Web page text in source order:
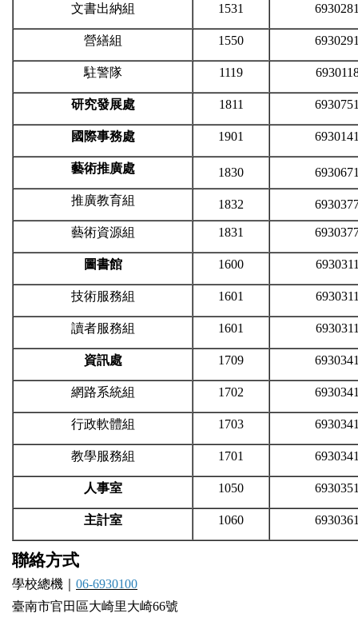
文書出納組 1531
營繕組 1550
駐警隊 1119
研究發展處 1811
國際事務處 1901
藝術推廣處 1830
推廣教育組 1832
藝術資源組 1831
圖書館 1600
技術服務組 1601
讀者服務組 1601
資訊處 1709
網路系統組 1702
行政軟體組 1703
教學服務組 1701
人事室 1050
主計室 1060
聯絡方式
學校總機｜ 06-6930100
臺南市官田區大崎里大崎66號